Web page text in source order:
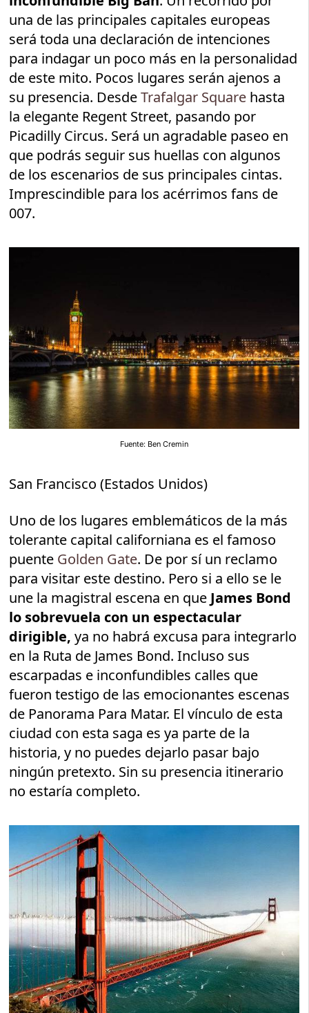
una de las principales capitales europeas
será toda una declaración de intenciones
para indagar un poco más en la personalidad
de este mito. Pocos lugares serán ajenos a
su presencia. DesdeTrafalgar Square hasta
la elegante Regent Street, pasando por
Picadilly Circus. Será un agradable paseo en
que podrás seguir sus huellas con algunos
de los escenarios de sus principales cintas.
Imprescindible para los acérrimos fans de
007.
Fuente: Ben Cremin
San Francisco (Estados Unidos)
Uno de los lugares emblemáticos de la más
tolerante capital californiana es el famoso
puente Golden Gate. De por sí un reclamo
para visitar este destino. Pero si a ello se le
une la magistral escena en que James Bond
lo sobrevuela con un espectacular
dirigible, ya no habrá excusa para integrarlo
en la Ruta de James Bond. Incluso sus
escarpadas e inconfundibles calles que
fueron testigo de las emocionantes escenas
de Panorama Para Matar. El vínculo de esta
ciudad con esta saga es ya parte de la
historia, y no puedes dejarlo pasar bajo
ningún pretexto. Sin su presencia itinerario
no estaría completo.